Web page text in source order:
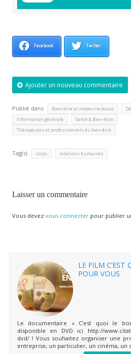
Facebook Twitter
Ajouter un nouveau commentaire
Publié dans Bien-être et médecine douce
Information générale Santé & Bien-être
Thérapeutes et professionnels du bien-être
Tag(s) corps relations humaines
Laisser un commentaire
Vous devez vous connecterpour publier
LE FILM C’EST
POUR VOUS
Le documentaire « C’est quoi le
disponible en DVD ici http://
dvd/ ! Vous souhaitez organiser une
entreprise, un particulier, un cinéma, un